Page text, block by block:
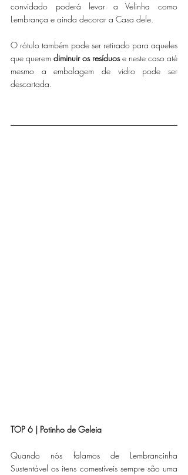
convidado poderá levar a Velinha como
Lembrança e ainda decorar a Casa dele.
O rótulo também pode ser retirado para aqueles
que querem diminuir os resíduos e neste caso até
mesmo a embalagem de vidro pode ser
descartada.
TOP 6 | Potinho de Geleia
Quando nós falamos de Lembrancinha
Sustentável os itens comestíveis sempre são uma